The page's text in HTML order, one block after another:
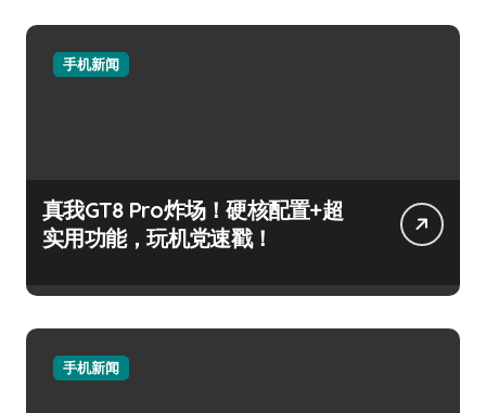
手机新闻
真我GT8 Pro炸场！硬核配置+超
实用功能，玩机党速戳！
手机新闻